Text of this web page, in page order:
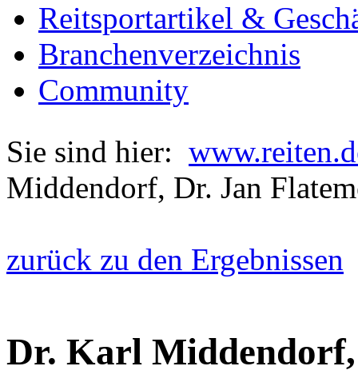
Reitsportartikel &
Branchenverzeichnis
Community
Sie sind hier:
Middendorf, Dr. Jan
zurück zu den Ergebnissen
Dr. Karl